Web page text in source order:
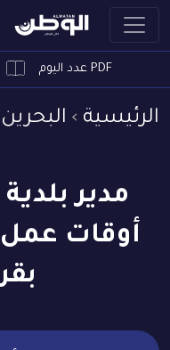
PDF عدد اليوم
الرئيسية البحرين
مدير
أوقات عمل